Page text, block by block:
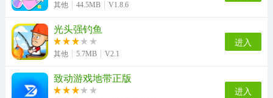
其他 44.5MB V1.8.6
光头强钓鱼
其他 5.7MB V2.1
进入
致动游戏地带正版
进入